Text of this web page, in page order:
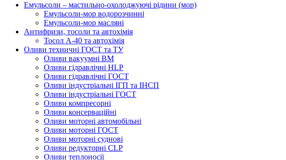
Емульсоли – мастильно-охолоджуючі рідини (мор)
Емульсоли-мор водорозчинні
Емульсоли-мор масляні
Антифризи, тосоли та автохімія
Тосол А-40 та автохімія
Оливи техничні ГОСТ та ТУ
Оливи вакуумні ВМ
Оливи гідравлічні HLP
Оливи гідравлічні ГОСТ
Оливи індустріальні ІГП та ІНСП
Оливи індустріальні ГОСТ
Оливи компресорні
Оливи консерваційні
Оливи моторні автомобільні
Оливи моторні ГОСТ
Оливи моторні суднові
Оливи редукторні CLP
Оливи теплоносії